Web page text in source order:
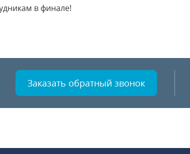
в финале!
Заказать обратный звонок